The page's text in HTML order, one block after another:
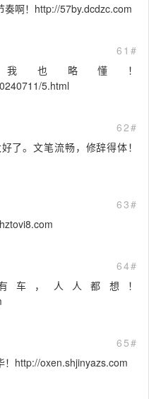
奏啊！http://57by.dcdzc.com
61#
也略懂！
5.html
62#
了。文笔流畅，修辞得体！
63#
64#
车，人人都想！
65#
！http://oxen.shjinyazs.com